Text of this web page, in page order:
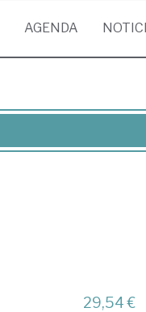
AGENDA
29,54 €